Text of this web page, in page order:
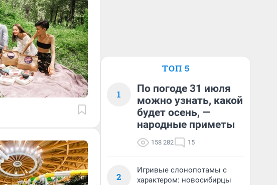
ТОП 5
1
По погоде 31 июля
можно узнать, какой
будет осень, —
народные приметы
158 282 15
2
Игривые слонопотамы с
характером: новосибирцы